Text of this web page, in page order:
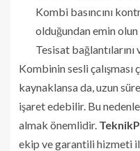
Kombi basıncını
olduğundan emin olun
Tesisat
Kombinin sesli
kaynaklansa da, uzun
işaret edebilir. Bu
almak önemlidir.
ekip ve garantili hizmeti